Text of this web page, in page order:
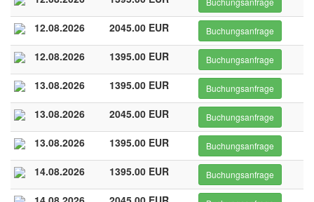
12.08.2026 2045.00 EUR Buchungsanfrage
12.08.2026 1395.00 EUR Buchungsanfrage
13.08.2026 1395.00 EUR Buchungsanfrage
13.08.2026 2045.00 EUR Buchungsanfrage
13.08.2026 1395.00 EUR Buchungsanfrage
14.08.2026 1395.00 EUR Buchungsanfrage